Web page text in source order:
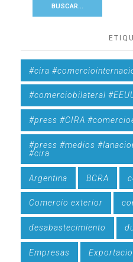
#cira
#comerciobilateral
#press #CIRA
#press #medios
#cira
Argentina BCRA
Comercio exterior
desabastecimiento
Empresas